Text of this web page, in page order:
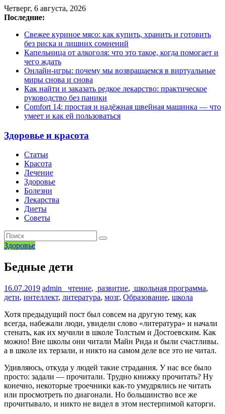
Четверг, 6 августа, 2026
Последние:
Свежее куриное мясо: как купить, хранить и готовить
без риска и лишних сомнений
Капельница от алкоголя: что это такое, когда помогает и
чего ждать
Онлайн-игры: почему мы возвращаемся в виртуальные
миры снова и снова
Как найти и заказать редкое лекарство: практическое
руководство без паники
Comfort 14: простая и надёжная швейная машинка — что
умеет и как ей пользоваться
Здоровье и красота
Статьи
Красота
Лечение
Здоровье
Болезни
Лекарства
Диеты
Советы
Здоровье
Бедные дети
16.07.2019 admin чтение, развитие, школьная программа,
дети, интеллект, литература, мозг, Образование, школа
Хотя предыдущий пост был совсем на другую тему, как
всегда, набежали люди, увидели слово «литература» и начали
стенать, как их мучили в школе Толстым и Достоевским. Как
можно! Вне школы они читали Майн Рида и были счастливы.
а в школе их терзали, и никто на самом деле все это не читал.
Удивляюсь, откуда у людей такие страдания. У нас все было
просто: задали — прочитали. Трудно книжку прочитать? Ну
конечно, некоторые троечники как-то умудрялись не читать
или просмотреть по диагонали. Но большинство все же
прочитывало, и никто не видел в этом нестерпимой каторги.